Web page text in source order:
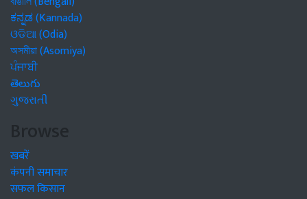
ಕನ್ನಡ (Kannada)
ଓଡିଆ (Odia)
অসমীয়া (Asomiya)
ਪੰਜਾਬੀ
తెలుగు
ગુજરાતી
Browse
खबरें
कंपनी समाचार
सफल किसान